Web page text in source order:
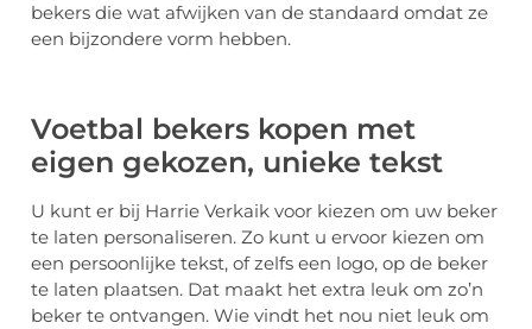
bekers die wat afwijken van de standaard omdat ze
een bijzondere vorm hebben.
Voetbal bekers kopen met
eigen gekozen, unieke tekst
U kunt er bij Harrie Verkaik voor kiezen om uw beker
te laten personaliseren. Zo kunt u ervoor kiezen om
een persoonlijke tekst, of zelfs een logo, op de beker
te laten plaatsen. Dat maakt het extra leuk om zo’n
beker te ontvangen. Wie vindt het nou niet leuk om